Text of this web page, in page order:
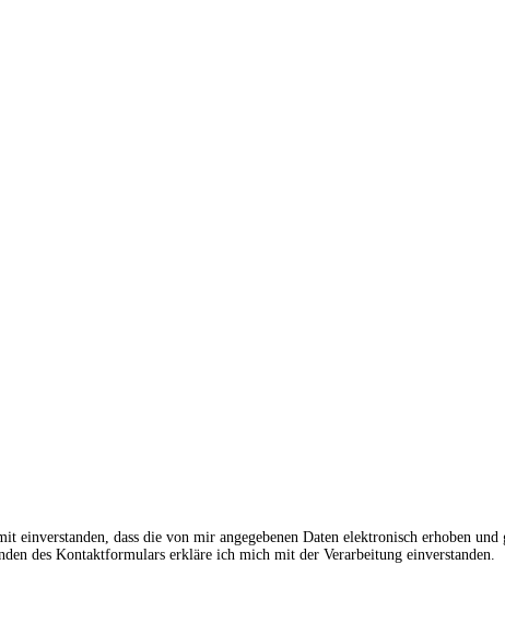
dass die von mir angegebenen Daten elektronisch erhoben
des Kontaktformulars erkläre ich mich mit der Verarbeitung einverstanden.